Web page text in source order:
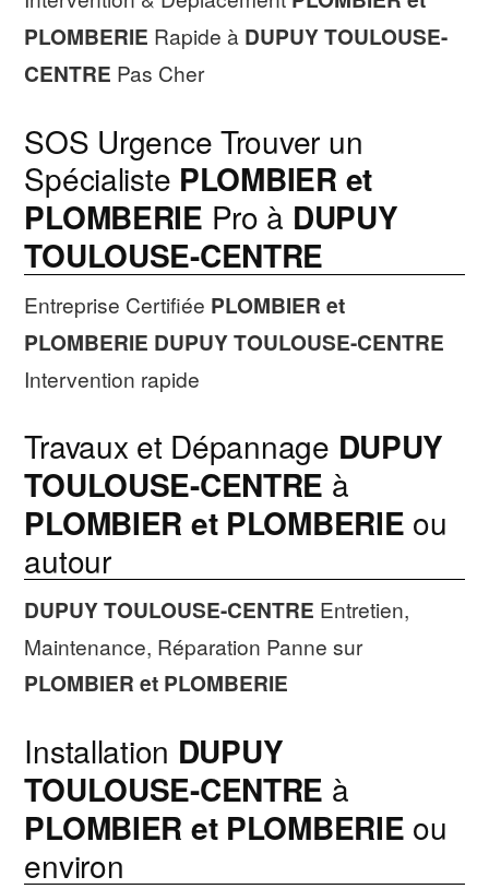
PLOMBERIE Rapide à DUPUY TOULOUSE-
CENTRE Pas Cher
SOS Urgence Trouver un
Spécialiste PLOMBIER et
PLOMBERIE Pro à DUPUY
TOULOUSE-CENTRE
Entreprise Certifiée PLOMBIER et
PLOMBERIE DUPUY TOULOUSE-CENTRE
Intervention rapide
Travaux et Dépannage DUPUY
TOULOUSE-CENTRE à
PLOMBIER et PLOMBERIE ou
autour
DUPUY TOULOUSE-CENTRE Entretien,
Maintenance, Réparation Panne sur
PLOMBIER et PLOMBERIE
Installation DUPUY
TOULOUSE-CENTRE à
PLOMBIER et PLOMBERIE ou
environ